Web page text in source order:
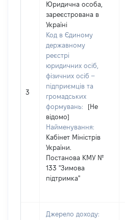
3
Юридична особа,
зареєстрована в
Україні
Код в Єдиному
державному
реєстрі
юридичних осіб,
фізичних осіб –
підприємців та
громадських
формувань:
[Не
відомо]
Найменування:
Кабінет Міністрів
України.
Постанова КМУ №
133 "Зимова
підтримка"
Джерело доходу: